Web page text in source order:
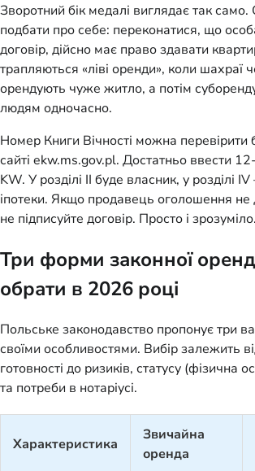
Зворотний бік медалі виглядає так
подбати про себе: переконатися, що
договір, дійсно має право здавати
трапляються «ліві оренди», коли шахраї
орендують чуже житло, а потім
людям одночасно.
Номер Книги Вічності можна перевірити
сайті ekw.ms.gov.pl. Достатньо ввести
KW. У розділі II буде власник, у розділі
іпотеки. Якщо продавець оголошення
не підписуйте договір. Просто і зрозуміло.
Три форми законної
обрати в 2026 році
Польське законодавство пропонує три
своїми особливостями. Вибір залежить
готовності до ризиків, статусу (фізична
та потреби в нотаріусі.
Характеристика
Звичайна
оренда